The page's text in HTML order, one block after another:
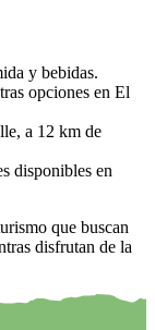
y bebidas.
opciones en El
a 12 km de
disponibles en
que buscan
disfrutan de la